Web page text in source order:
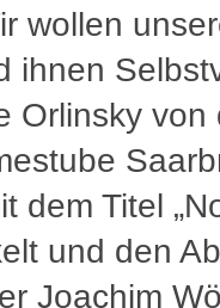
wollen
ihnen
Orlinsky von
dem Titel
und den
Joachim